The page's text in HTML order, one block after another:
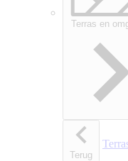
Terras en
Terug